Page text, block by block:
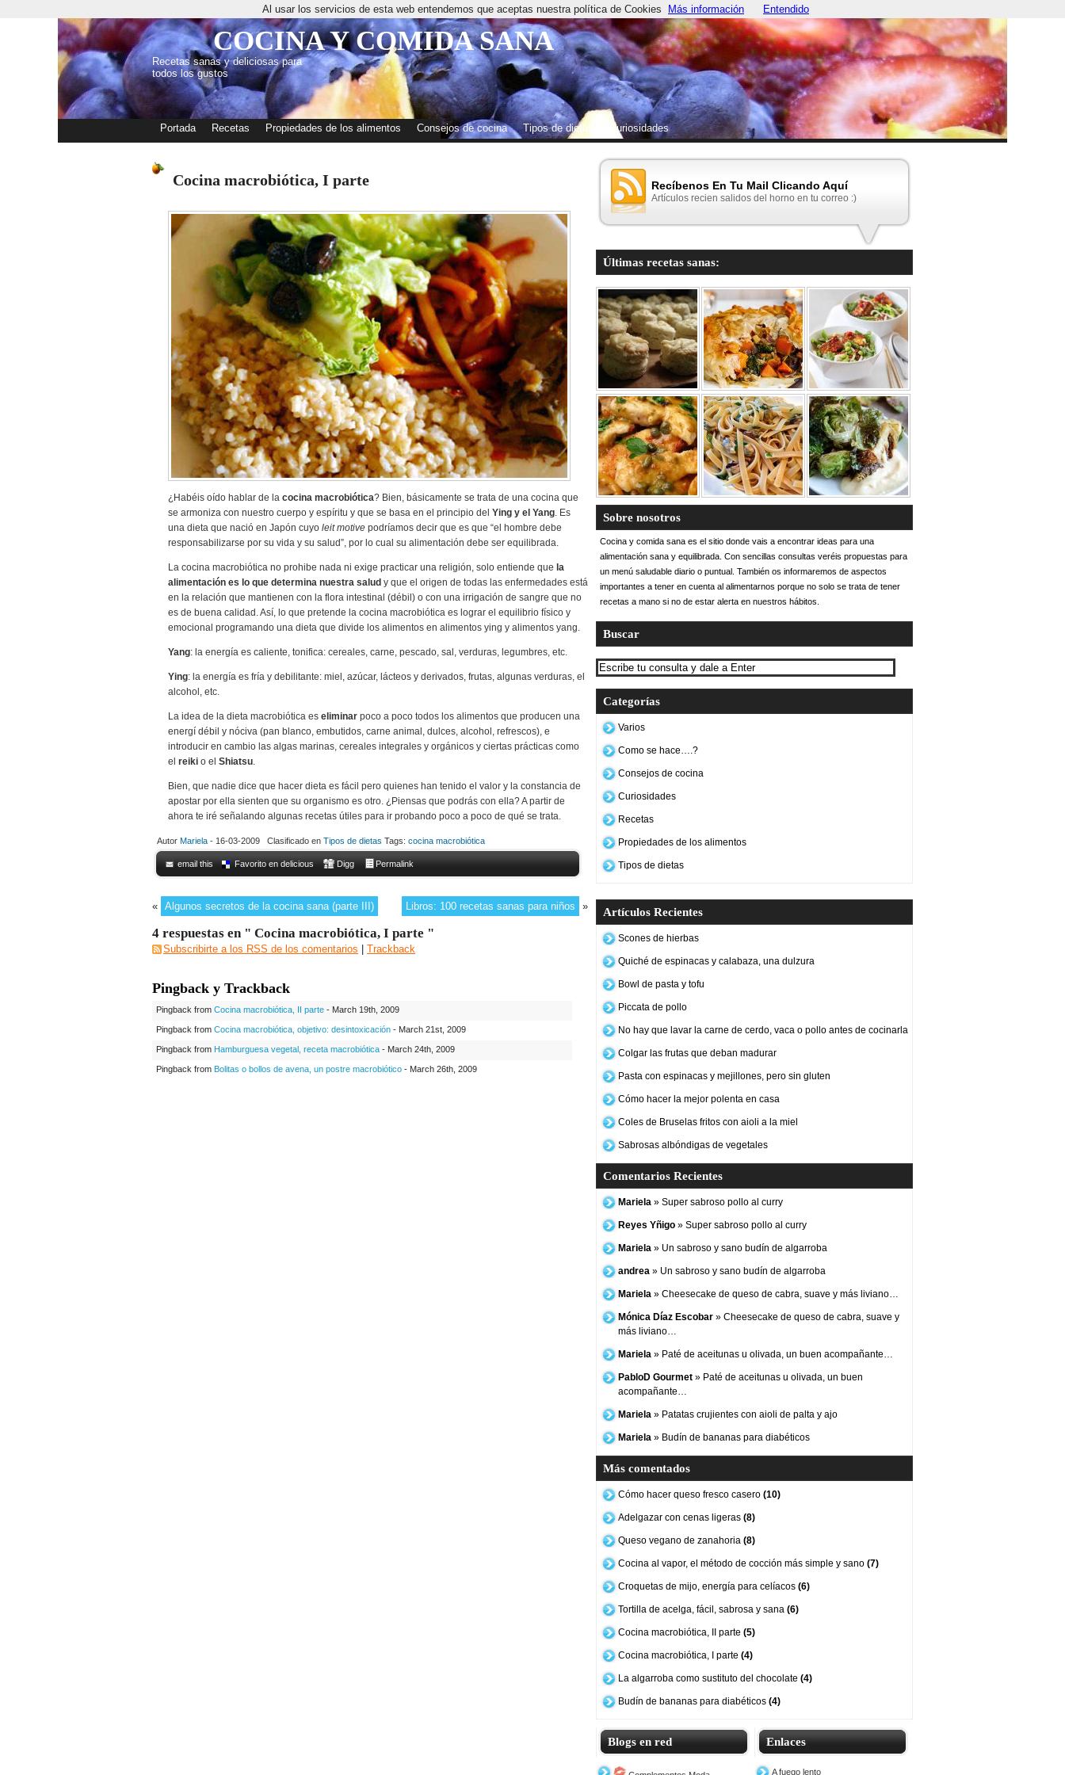
COCINA Y COMIDA SANA
Recetas sanas y deliciosas para
todos los gustos
Portada Recetas Propiedades de los alimentos Consejos de cocina Tipos de dietas Curiosidades
Cocina macrobiótica, I parte
¿Habéis oído hablar de la cocina macrobiótica? Bien, básicamente se trata de una cocina que
se armoniza con nuestro cuerpo y espíritu y que se basa en el principio del Ying y el Yang. Es
una dieta que nació en Japón cuyo leit motive podríamos decir que es que “el hombre debe
responsabilizarse por su vida y su salud”, por lo cual su alimentación debe ser equilibrada.
La cocina macrobiótica no prohibe nada ni exige practicar una religión, solo entiende que la
alimentación es lo que determina nuestra salud y que el origen de todas las enfermedades está
en la relación que mantienen con la flora intestinal (débil) o con una irrigación de sangre que no
es de buena calidad. Así, lo que pretende la cocina macrobiótica es lograr el equilibrio físico y
emocional programando una dieta que divide los alimentos en alimentos ying y alimentos yang.
Yang: la energía es caliente, tonifica: cereales, carne, pescado, sal, verduras, legumbres, etc.
Ying: la energía es fría y debilitante: miel, azúcar, lácteos y derivados, frutas, algunas verduras, el
alcohol, etc.
La idea de la dieta macrobiótica es eliminar poco a poco todos los alimentos que producen una
energí débil y nóciva (pan blanco, embutidos, carne animal, dulces, alcohol, refrescos), e
introducir en cambio las algas marinas, cereales integrales y orgánicos y ciertas prácticas como
el reiki o el Shiatsu.
Bien, que nadie dice que hacer dieta es fácil pero quienes han tenido el valor y la constancia de
apostar por ella sienten que su organismo es otro. ¿Piensas que podrás con ella? A partir de
ahora te iré señalando algunas recetas útiles para ir probando poco a poco de qué se trata.
Autor Mariela - 16-03-2009 Clasificado en Tipos de dietas Tags: cocina macrobiótica
email this Favorito en delicious Digg Permalink
« Algunos secretos de la cocina sana (parte III) Libros: 100 recetas sanas para niños »
4 respuestas en " Cocina macrobiótica, I parte "
Subscribirte a los RSS de los comentarios Trackback
Pingback y Trackback
Pingback from Cocina macrobiótica, II parte - March 19th, 2009
Pingback from Cocina macrobiótica, objetivo: desintoxicación - March 21st, 2009
Pingback from Hamburguesa vegetal, receta macrobiótica - March 24th, 2009
Pingback from Bolitas o bollos de avena, un postre macrobiótico - March 26th, 2009
Recíbenos En Tu Mail Clicando Aquí
Artículos recien salidos del horno en tu correo :)
Últimas recetas sanas:
Sobre nosotros
Cocina y comida sana es el sitio donde vais a encontrar ideas para una
alimentación sana y equilibrada. Con sencillas consultas veréis propuestas para
un menú saludable diario o puntual. También os informaremos de aspectos
importantes a tener en cuenta al alimentarnos porque no solo se trata de tener
recetas a mano si no de estar alerta en nuestros hábitos.
Buscar
Categorías
Varios
Como se hace….?
Consejos de cocina
Curiosidades
Recetas
Propiedades de los alimentos
Tipos de dietas
Artículos Recientes
Scones de hierbas
Quiché de espinacas y calabaza, una dulzura
Bowl de pasta y tofu
Piccata de pollo
No hay que lavar la carne de cerdo, vaca o pollo antes de cocinarla
Colgar las frutas que deban madurar
Pasta con espinacas y mejillones, pero sin gluten
Cómo hacer la mejor polenta en casa
Coles de Bruselas fritos con aioli a la miel
Sabrosas albóndigas de vegetales
Comentarios Recientes
Mariela » Super sabroso pollo al curry
Reyes Yñigo » Super sabroso pollo al curry
Mariela » Un sabroso y sano budín de algarroba
andrea » Un sabroso y sano budín de algarroba
Mariela » Cheesecake de queso de cabra, suave y más liviano…
Mónica Díaz Escobar » Cheesecake de queso de cabra, suave y
más liviano…
Mariela » Paté de aceitunas u olivada, un buen acompañante…
PabloD Gourmet » Paté de aceitunas u olivada, un buen
acompañante…
Mariela » Patatas crujientes con aioli de palta y ajo
Mariela » Budín de bananas para diabéticos
Más comentados
Cómo hacer queso fresco casero (10)
Adelgazar con cenas ligeras (8)
Queso vegano de zanahoria (8)
Cocina al vapor, el método de cocción más simple y sano (7)
Croquetas de mijo, energía para celíacos (6)
Tortilla de acelga, fácil, sabrosa y sana (6)
Cocina macrobiótica, II parte (5)
Cocina macrobiótica, I parte (4)
La algarroba como sustituto del chocolate (4)
Budín de bananas para diabéticos (4)
Blogs en red Enlaces
A fuego lento
Al usar los servicios de esta web entendemos que aceptas nuestra política de Cookies Más información Entendido